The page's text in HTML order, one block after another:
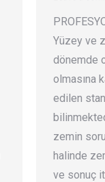
Yüzey ve
dönemde
olmasına
edilen
zemin
halinde
ve sonuç